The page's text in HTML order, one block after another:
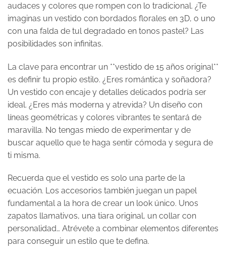
audaces y colores que rompen con lo tradicional. ¿Te
imaginas un vestido con bordados florales en 3D, o uno
con una falda de tul degradado en tonos pastel? Las
posibilidades son infinitas.
La clave para encontrar un **vestido de 15 años original**
es definir tu propio estilo. ¿Eres romántica y soñadora?
Un vestido con encaje y detalles delicados podría ser
ideal. ¿Eres más moderna y atrevida? Un diseño con
líneas geométricas y colores vibrantes te sentará de
maravilla. No tengas miedo de experimentar y de
buscar aquello que te haga sentir cómoda y segura de
ti misma.
Recuerda que el vestido es solo una parte de la
ecuación. Los accesorios también juegan un papel
fundamental a la hora de crear un look único. Unos
zapatos llamativos, una tiara original, un collar con
personalidad… Atrévete a combinar elementos diferentes
para conseguir un estilo que te defina.